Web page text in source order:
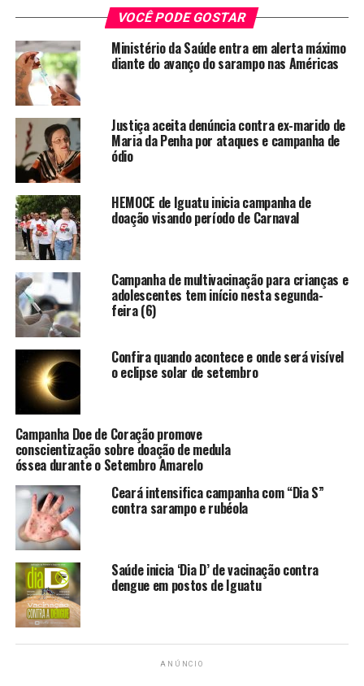
sarampo);
Acre, (83,33% na pólio e 83,45% no sarampo);
Bahia, (85,1% na pólio e 84,58% no sarampo);
Rio Grande do Sul, (85,94% na pólio e 85,62% no
sarampo);
São Paulo, (86,08% na pólio e 85,23% no sarampo);
Alagoas, (86,91% na pólio e 86,88% no sarampo);
Rio Grande do Norte, (87,53% na pólio e 86,95% no
sarampo);
e Amazonas, (87,66% na pólio e 92,41% no sarampo).
Os demais Estados – Amapá, Santa Catarina,
Pernambuco, Rondônia, Espírito Santo, Sergipe e
Maranhão – conseguiram chegar à meta e, portanto, não
terão o prazo estendido.
No último sábado (1º), postos de saúde em regiões com
baixa cobertura vacinal foram abertos, por
recomendação do Ministério da Saúde.
Alcance nacional
Considerando o total de crianças de 1 a 5 anos no Brasil,
dados preliminares apontam que 88% delas foram
imunizadas . Em todo o país, durante a campanha, foram
aplicadas mais de 19,7 milhões de doses das vacinas
(aproximadamente metade de sarampo e a outra
metade, de pólio).
Lembrando que todas as crianças nessa faixa etária
devem se vacinar, independentemente da situação
vacinal.
“É preciso que os gestores de saúde, bem como pais e
responsáveis, se conscientizem da importância da
vacinação contra essas doenças. Para estarmos
VOCÊ PODE GOSTAR
Ministério da Saúde entra em alerta máximo
diante do avanço do sarampo nas Américas
Justiça aceita denúncia contra ex-marido de
Maria da Penha por ataques e campanha de
ódio
HEMOCE de Iguatu inicia campanha de
doação visando período de Carnaval
Campanha de multivacinação para crianças e
adolescentes tem início nesta segunda-
feira (6)
Confira quando acontece e onde será visível
o eclipse solar de setembro
Campanha Doe de Coração promove
conscientização sobre doação de medula
óssea durante o Setembro Amarelo
Ceará intensifica campanha com “Dia S”
contra sarampo e rubéola
Saúde inicia ‘Dia D’ de vacinação contra
dengue em postos de Iguatu
ANÚNCIO